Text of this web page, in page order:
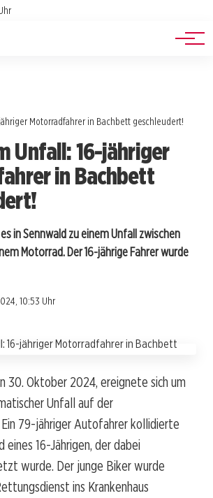
Motorradfahrer in Bachbett geschleudert!
Unfall: 16-jähriger
in Bachbett
in Sennwald zu einem Unfall zwischen
Motorrad. Der 16-jährige Fahrer wurde
10:53 Uhr
30. Oktober 2024, ereignete sich um
Unfall auf der
Ein 79-jähriger Autofahrer kollidierte
16-Jährigen, der dabei
wurde. Der junge Biker wurde
ins Krankenhaus